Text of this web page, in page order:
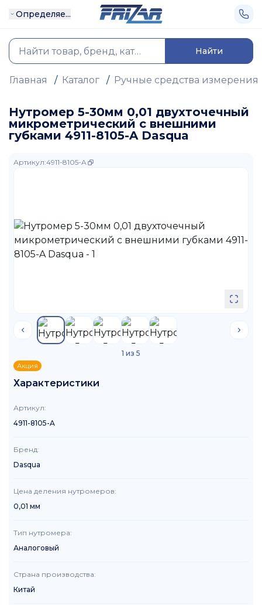
Определяе...
Найти
Главная / Каталог / Ручные средства измерения
Нутромер 5-30мм 0,01 двухточечный
микрометрический с внешними
губками 4911-8105-A Dasqua
Артикул:4911-8105-A
1 из 5
Акция
Характеристики
Артикул:
4911-8105-A
Бренд:
Dasqua
Цена деления нутромеров:
0,01 мм
Тип нутромера:
Аналоговый
Страна производства:
Китай